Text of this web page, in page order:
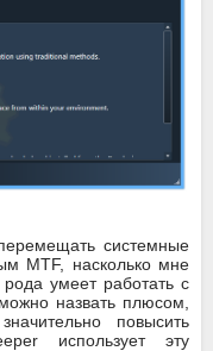
системные
MTF, насколько мне
умеет работать с
назвать плюсом,
повысить
использует эту